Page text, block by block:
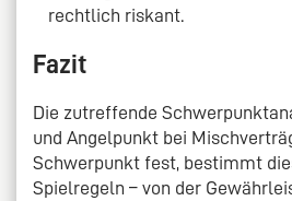
rechtlich riskant.
Fazit
Die zutreffende
und Angelpunkt bei
Schwerpunkt fest, bestimmt
Spielregeln – von der